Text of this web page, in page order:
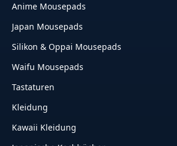
Anime Mousepads
Japan Mousepads
Silikon & Oppai Mousepads
Waifu Mousepads
Tastaturen
Kleidung
Kawaii Kleidung